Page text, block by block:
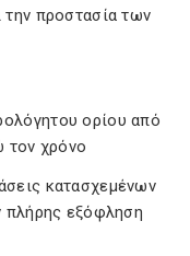
την προστασία των
ορίου από
τον χρόνο
κατασχεμένων
πλήρης εξόφληση